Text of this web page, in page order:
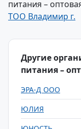
питания –
ТОО Владимир г.
Другие
питания –
ЭРА-Д ООО
ЮЛИЯ